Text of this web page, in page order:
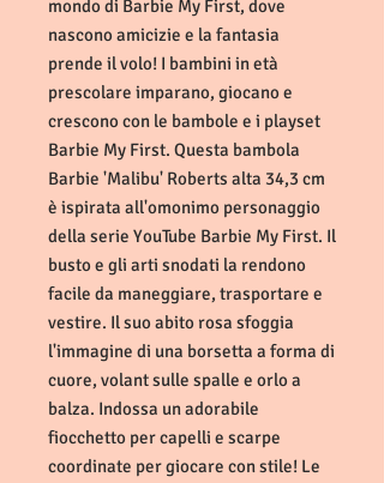
mondo di Barbie My First, dove
nascono amicizie e la fantasia
prende il volo! I bambini in età
prescolare imparano, giocano e
crescono con le bambole e i playset
Barbie My First. Questa bambola
Barbie 'Malibu' Roberts alta 34,​3 cm
è ispirata all'omonimo personaggio
della serie YouTube Barbie My First. Il
busto e gli arti snodati la rendono
facile da maneggiare, trasportare e
vestire. Il suo abito rosa sfoggia
l'immagine di una borsetta a forma di
cuore, volant sulle spalle e orlo a
balza. Indossa un adorabile
fiocchetto per capelli e scarpe
coordinate per giocare con stile! Le